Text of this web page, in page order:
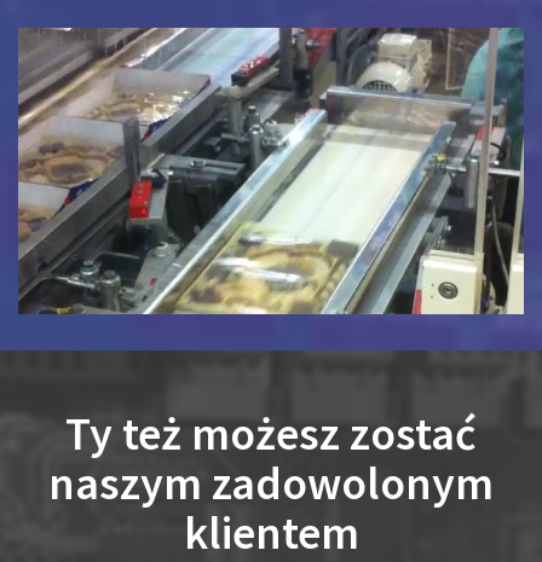
Ty też możesz zostać
naszym zadowolonym
klientem